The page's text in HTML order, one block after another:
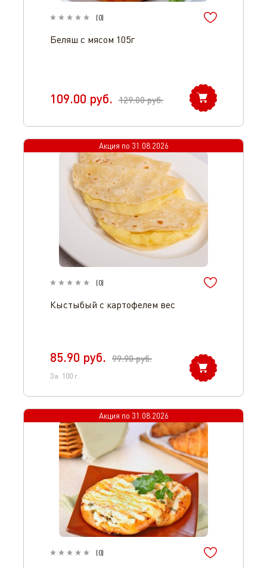
(0)
Беляш с мясом 105г
109.00 руб. 129.00руб.
Акция по 31.08.2026
(0)
Кыстыбый с картофелем вес
85.90 руб. 99.90руб.
За 100 г.
Акция по 31.08.2026
(0)